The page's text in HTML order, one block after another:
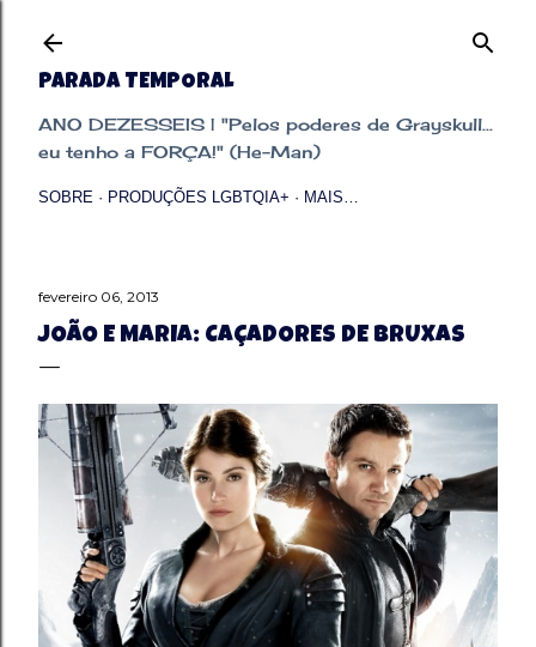
PARADA TEMPORAL
ANO DEZESSEIS | "Pelos poderes de Grayskull...
eu tenho a FORÇA!" (He-Man)
SOBRE PRODUÇÕES LGBTQIA+ MAIS…
fevereiro 06, 2013
JOÃO E MARIA: CAÇADORES DE BRUXAS